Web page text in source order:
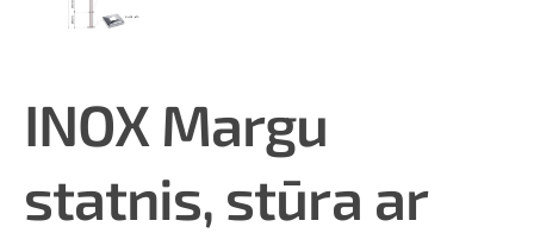
INOX Margu
statnis, stūra ar